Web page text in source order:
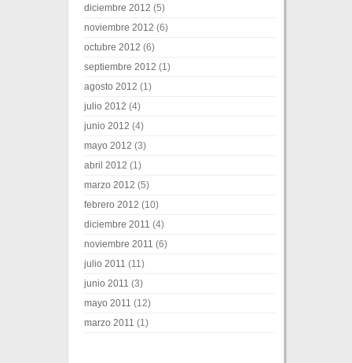
diciembre 2012 (5)
noviembre 2012 (6)
octubre 2012 (6)
septiembre 2012 (1)
agosto 2012 (1)
julio 2012 (4)
junio 2012 (4)
mayo 2012 (3)
abril 2012 (1)
marzo 2012 (5)
febrero 2012 (10)
diciembre 2011 (4)
noviembre 2011 (6)
julio 2011 (11)
junio 2011 (3)
mayo 2011 (12)
marzo 2011 (1)